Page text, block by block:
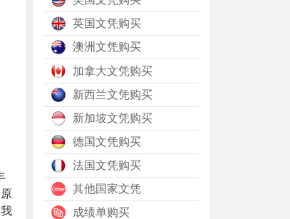
英国文凭购买
澳洲文凭购买
加拿大文凭购买
新西兰文凭购买
新加坡文凭购买
德国文凭购买
法国文凭购买
其他国家文凭
成绩单购买